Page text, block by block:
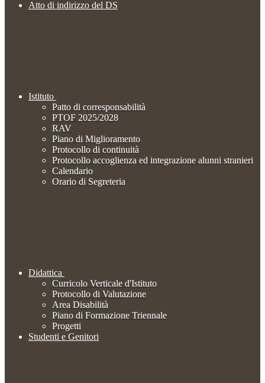
Atto di indirizzo del DS
Istituto
Patto di corresponsabilità
PTOF 2025/2028
RAV
Piano di Miglioramento
Protocollo di continuità
Protocollo accoglienza ed integrazione alunni stranieri
Calendario
Orario di Segreteria
Didattica
Curricolo Verticale d'Istituto
Protocollo di Valutazione
Area Disabilità
Piano di Formazione Triennale
Progetti
Studenti e Genitori